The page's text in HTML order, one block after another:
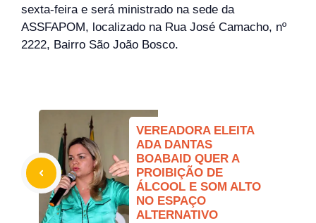
sexta-feira e será ministrado na sede da
ASSFAPOM, localizado na Rua José Camacho, nº
2222, Bairro São João Bosco.
VEREADORA ELEITA
ADA DANTAS
BOABAID QUER A
PROIBIÇÃO DE
ÁLCOOL E SOM ALTO
NO ESPAÇO
ALTERNATIVO